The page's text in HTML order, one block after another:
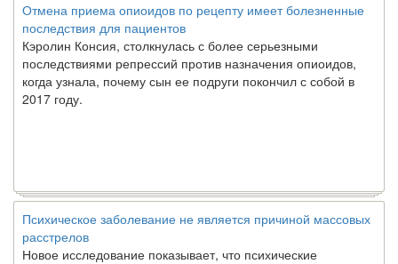
Отмена приема опиоидов по рецепту имеет болезненные
последствия для пациентов
Кэролин Консия, столкнулась с более серьезными
последствиями репрессий против назначения опиоидов,
когда узнала, почему сын ее подруги покончил с собой в
2017 году.
Психическое заболевание не является причиной массовых
расстрелов
Новое исследование показывает, что психические